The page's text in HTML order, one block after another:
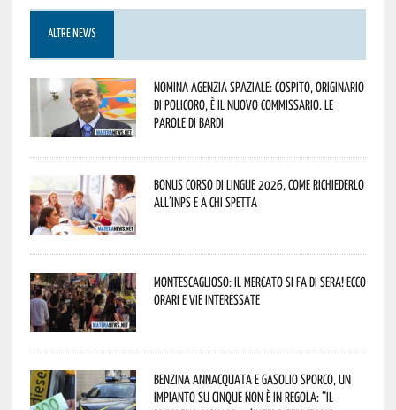
ALTRE NEWS
Nomina Agenzia Spaziale: Cospito, originario
di Policoro, è il nuovo commissario. Le
parole di Bardi
Bonus corso di lingue 2026, come richiederlo
all’INPS e a chi spetta
Montescaglioso: il mercato si fa di sera! Ecco
orari e vie interessate
Benzina annacquata e gasolio sporco, un
impianto su cinque non è in regola: “il